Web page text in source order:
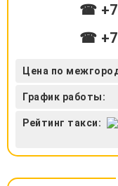
☎ +7
☎ +7
Цена по
График работы:
Рейтинг такси: